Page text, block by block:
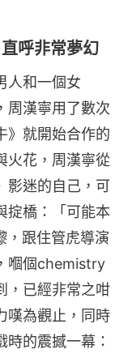
呼非常夢幻
人和一個女
周漢寧用了數次
》就開始合作的
火花，周漢寧從
影迷的自己，可
掟橋：「可能本
，跟住管虎導演
嗰個chemistry
，已經非常之咁
嘆為觀止，同時
的震撼一幕：